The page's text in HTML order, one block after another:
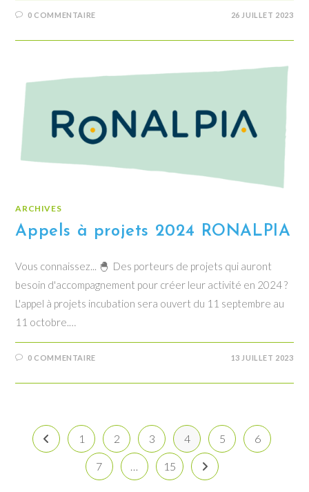
0 COMMENTAIRE 26 JUILLET 2023
ARCHIVES
Appels à projets 2024 RONALPIA
Vous connaissez... 🐣 Des porteurs de projets qui auront
besoin d'accompagnement pour créer leur activité en 2024 ?
L'appel à projets incubation sera ouvert du 11 septembre au
11 octobre.…
0 COMMENTAIRE 13 JUILLET 2023
Go to the previous page
1 2 3 4 5 6
7 15 Aller à la page suivante